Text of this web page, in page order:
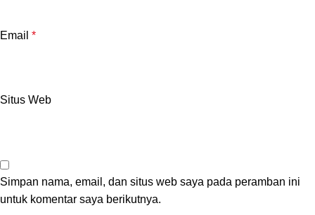
Email *
Situs Web
Simpan nama, email, dan situs web saya pada peramban ini
untuk komentar saya berikutnya.